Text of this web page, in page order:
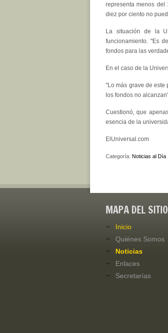
representa menos del
diez por ciento no
La situación de la
funcionamiento. "Es
fondos para las
En el caso de la
"Lo más grave de
los fondos no
Cuestionó, que
esencia de la
ElUniversal.com
Categoría: Noticias al Día
MAPA DEL SITIO
Inicio
Quiénes Somos
Noticias
Enlaces
Secretarías